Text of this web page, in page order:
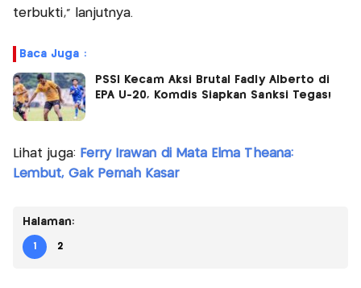
terbukti,” lanjutnya.
Baca Juga :
PSSI Kecam Aksi Brutal Fadly Alberto di
EPA U-20, Komdis Siapkan Sanksi Tegas!
Lihat juga: Ferry Irawan di Mata Elma Theana:
Lembut, Gak Pernah Kasar
Halaman:
1 2